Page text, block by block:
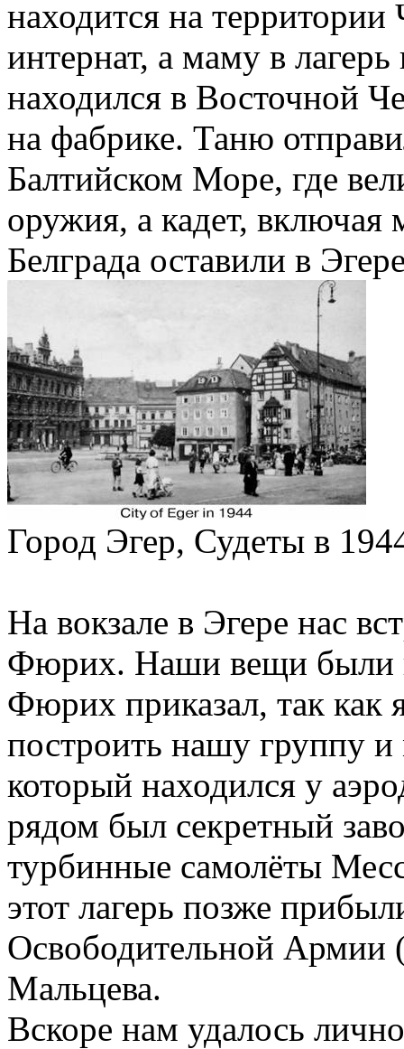
находится на
интернат, а маму в
находился в Восточной
на фабрике. Таню
Балтийском Море, где
оружия, а кадет, включая
Белграда оставили в
Город Эгер, Судеты в
На вокзале в Эгере нас
Фюрих. Наши вещи были
Фюрих приказал, так как
построить нашу группу
который находился у
рядом был секретный
турбинные самолёты
этот лагерь позже
Освободительной Армии
Мальцева.
Вскоре нам удалось